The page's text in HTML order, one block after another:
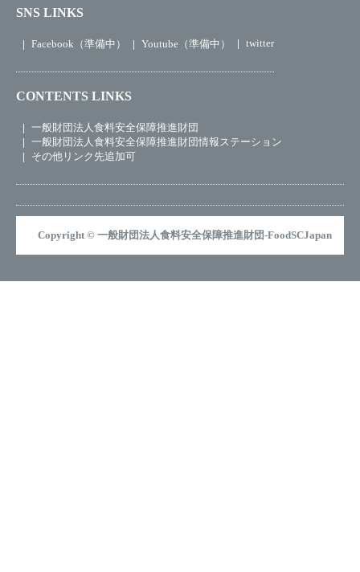
SNS LINKS
Facebook（準備中） Youtube（準備中） twitter
CONTENTS LINKS
一般財団法人食料安全保障推進財団
一般財団法人食料安全保障推進財団情報ステーション
その他リンク先追加可
Copyright © 一般財団法人食料安全保障推進財団-FoodSCJapan